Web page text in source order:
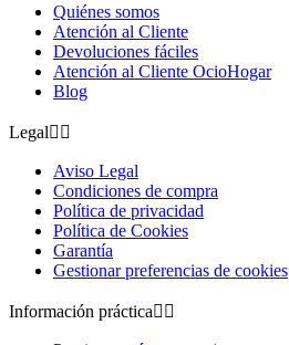
Quiénes somos
Atención al Cliente
Devoluciones fáciles
Atención al Cliente OcioHogar
Blog
Legal 
Aviso Legal
Condiciones de compra
Política de privacidad
Política de Cookies
Garantía
Gestionar preferencias de cookies
Información práctica 